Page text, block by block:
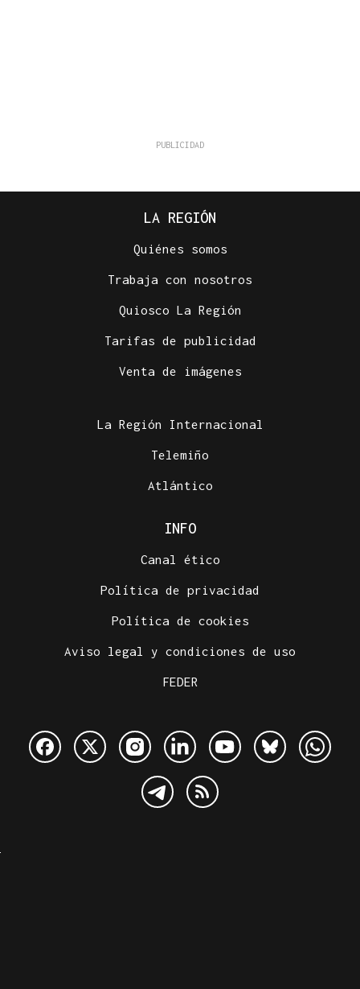
LA REGIÓN
Quiénes somos
Trabaja con nosotros
Quiosco La Región
Tarifas de publicidad
Venta de imágenes
La Región Internacional
Telemiño
Atlántico
INFO
Canal ético
Política de privacidad
Política de cookies
Aviso legal y condiciones de uso
FEDER